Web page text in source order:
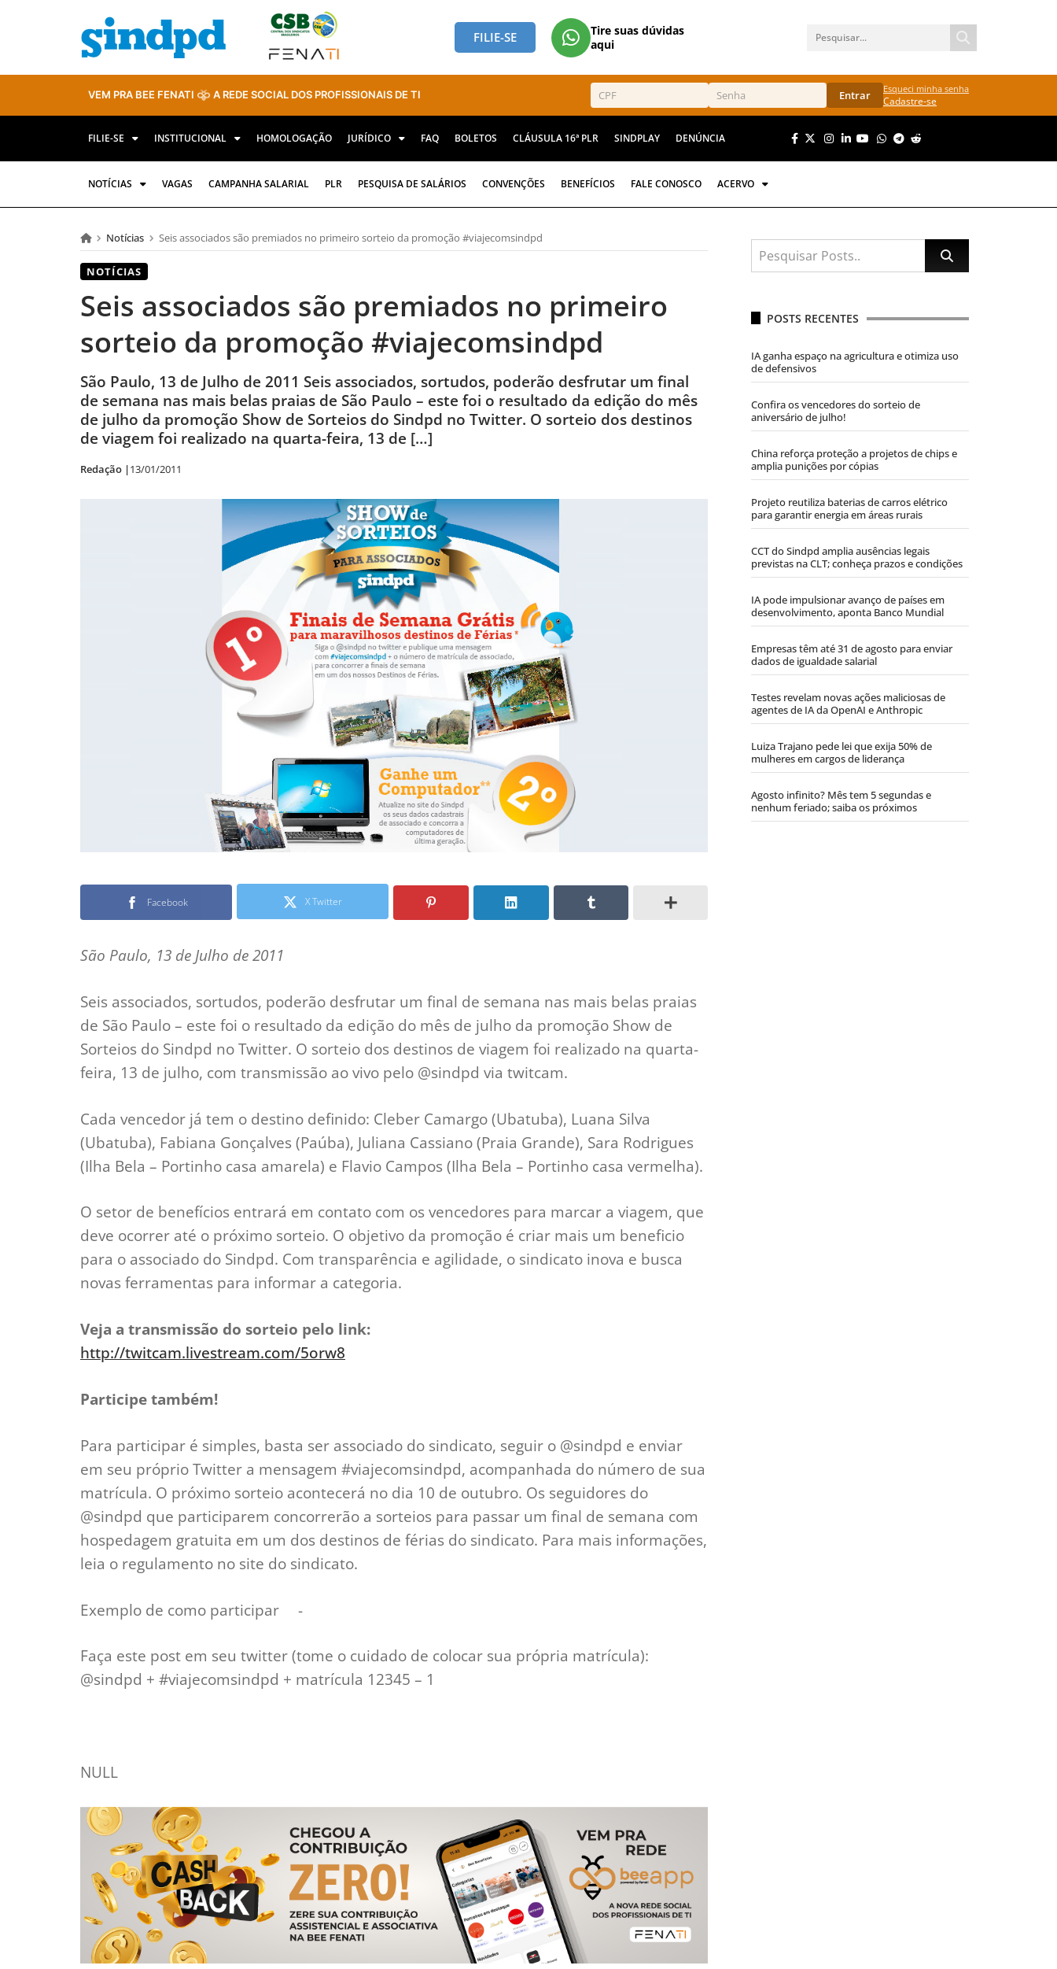
FILIE-SE
Tire suas dúvidas
aqui
VEM PRA BEE FENATI A REDE SOCIAL DOS PROFISSIONAIS DE TI Entrar Esqueci minha senha
Cadastre-se
FILIE-SE INSTITUCIONAL HOMOLOGAÇÃO JURÍDICO FAQ BOLETOS CLÁUSULA 16ª PLR SINDPLAY DENÚNCIA
NOTÍCIAS VAGAS CAMPANHA SALARIAL PLR PESQUISA DE SALÁRIOS CONVENÇÕES BENEFÍCIOS FALE CONOSCO ACERVO
Notícias Seis associados são premiados no primeiro sorteio da promoção #viajecomsindpd
NOTÍCIAS
Seis associados são premiados no primeiro
sorteio da promoção #viajecomsindpd
São Paulo, 13 de Julho de 2011 Seis associados, sortudos, poderão desfrutar um final
de semana nas mais belas praias de São Paulo – este foi o resultado da edição do mês
de julho da promoção Show de Sorteios do Sindpd no Twitter. O sorteio dos destinos
de viagem foi realizado na quarta-feira, 13 de […]
Redação |13/01/2011
Facebook X Twitter
São Paulo, 13 de Julho de 2011
Seis associados, sortudos, poderão desfrutar um final de semana nas mais belas praias
de São Paulo – este foi o resultado da edição do mês de julho da promoção Show de
Sorteios do Sindpd no Twitter. O sorteio dos destinos de viagem foi realizado na quarta-
feira, 13 de julho, com transmissão ao vivo pelo @sindpd via twitcam.
Cada vencedor já tem o destino definido: Cleber Camargo (Ubatuba), Luana Silva
(Ubatuba), Fabiana Gonçalves (Paúba), Juliana Cassiano (Praia Grande), Sara Rodrigues
(Ilha Bela – Portinho casa amarela) e Flavio Campos (Ilha Bela – Portinho casa vermelha).
O setor de benefícios entrará em contato com os vencedores para marcar a viagem, que
deve ocorrer até o próximo sorteio. O objetivo da promoção é criar mais um beneficio
para o associado do Sindpd. Com transparência e agilidade, o sindicato inova e busca
novas ferramentas para informar a categoria.
Veja a transmissão do sorteio pelo link:
http://twitcam.livestream.com/5orw8
Participe também!
Para participar é simples, basta ser associado do sindicato, seguir o @sindpd e enviar
em seu próprio Twitter a mensagem #viajecomsindpd, acompanhada do número de sua
matrícula. O próximo sorteio acontecerá no dia 10 de outubro. Os seguidores do
@sindpd que participarem concorrerão a sorteios para passar um final de semana com
hospedagem gratuita em um dos destinos de férias do sindicato. Para mais informações,
leia o regulamento no site do sindicato.
Exemplo de como participar -
Faça este post em seu twitter (tome o cuidado de colocar sua própria matrícula):
@sindpd + #viajecomsindpd + matrícula 12345 – 1
NULL
POSTS RECENTES
IA ganha espaço na agricultura e otimiza uso
de defensivos
Confira os vencedores do sorteio de
aniversário de julho!
China reforça proteção a projetos de chips e
amplia punições por cópias
Projeto reutiliza baterias de carros elétrico
para garantir energia em áreas rurais
CCT do Sindpd amplia ausências legais
previstas na CLT; conheça prazos e condições
IA pode impulsionar avanço de países em
desenvolvimento, aponta Banco Mundial
Empresas têm até 31 de agosto para enviar
dados de igualdade salarial
Testes revelam novas ações maliciosas de
agentes de IA da OpenAI e Anthropic
Luiza Trajano pede lei que exija 50% de
mulheres em cargos de liderança
Agosto infinito? Mês tem 5 segundas e
nenhum feriado; saiba os próximos